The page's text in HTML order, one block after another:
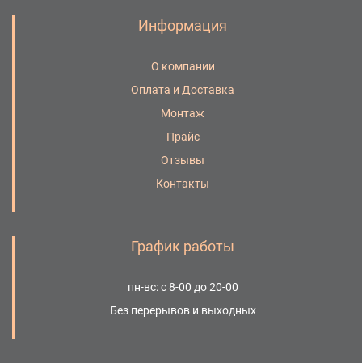
Информация
О компании
Оплата и Доставка
Монтаж
Прайс
Отзывы
Контакты
График работы
пн-вс: с 8-00 до 20-00
Без перерывов и выходных